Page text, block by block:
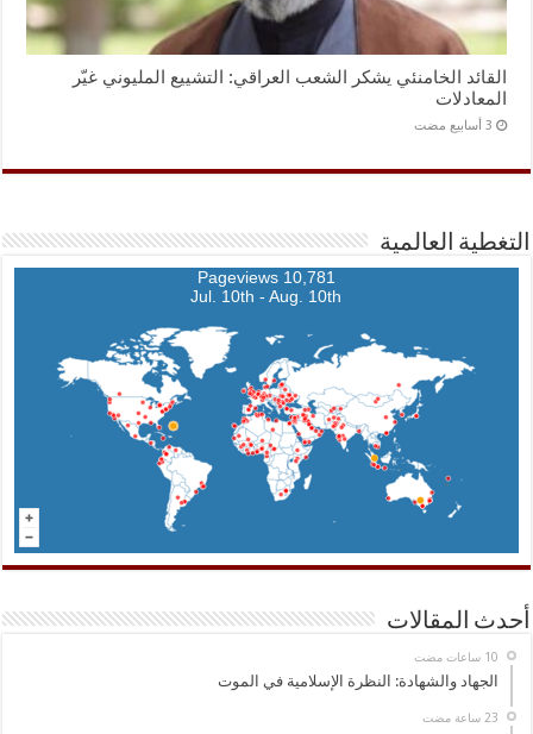
القائد الخامنئي يشكر الشعب العراقي: التشييع المليوني غيّر
المعادلات
التغطية العالمية
10,781 Pageviews
Jul. 10th - Aug. 10th
أحدث المقالات
الجهاد والشهادة: النظرة الإسلامية في الموت